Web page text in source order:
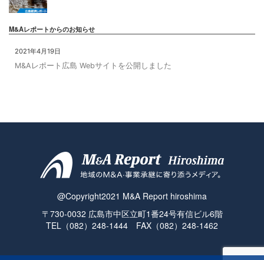
M&Aレポートからのお知らせ
2021年4月19日
M&Aレポート広島 Webサイトを公開しました
@Copyright2021 M&A Report hiroshima
〒730-0032 広島市中区立町1番24号有信ビル6階
TEL（082）248-1444 FAX（082）248-1462